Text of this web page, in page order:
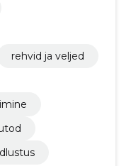
rehvid ja veljed